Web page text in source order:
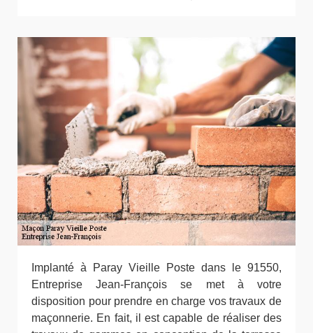
Implanté à Paray Vieille Poste dans le 91550,
Entreprise Jean-François se met à votre
disposition pour prendre en charge vos travaux de
maçonnerie. En fait, il est capable de réaliser des